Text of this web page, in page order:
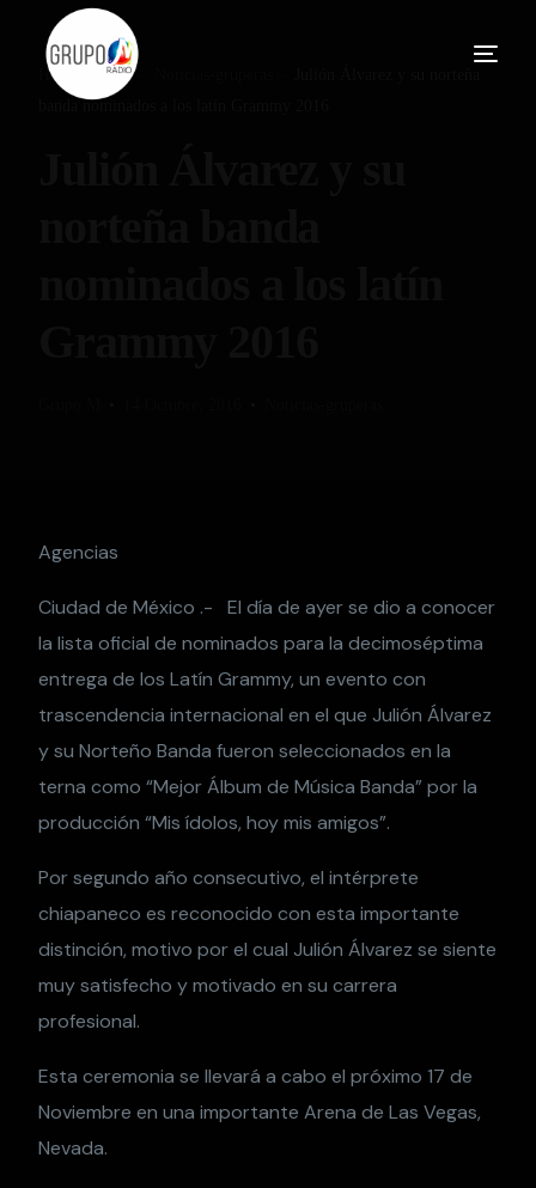
Home Blog
banda nominados a los latín Grammy 2016
Agencias
Ciudad de México .- El día de ayer se dio a conocer
la lista oficial de nominados para la decimoséptima
entrega de los Latín Grammy, un evento con
trascendencia internacional en el que Julión Álvarez
y su Norteño Banda fueron seleccionados en la
terna como “Mejor Álbum de Música Banda” por la
producción “Mis ídolos, hoy mis amigos”.
Por segundo año consecutivo, el intérprete
chiapaneco es reconocido con esta importante
distinción, motivo por el cual Julión Álvarez se siente
muy satisfecho y motivado en su carrera
profesional.
Esta ceremonia se llevará a cabo el próximo 17 de
Noviembre en una importante Arena de Las Vegas,
Nevada.